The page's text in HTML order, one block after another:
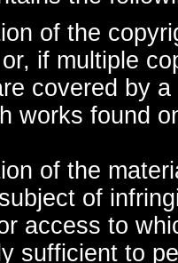
of the
if multiple
covered by
works found
of the
of
access to
sufficient to